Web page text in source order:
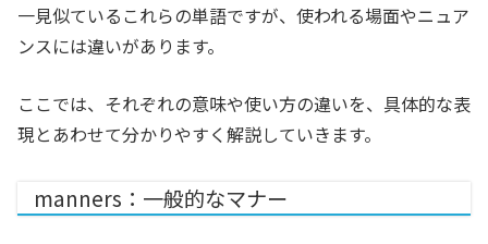
一見似ているこれらの単語ですが、使われる場面やニュア
ンスには違いがあります。
ここでは、それぞれの意味や使い方の違いを、具体的な表
現とあわせて分かりやすく解説していきます。
manners：一般的なマナー